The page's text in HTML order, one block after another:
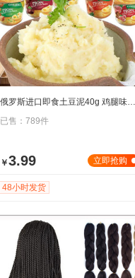
俄罗斯进口即食土豆泥40g 鸡腿味速食冲早餐代餐多口味盒装零售
已售：789件
立即抢购
￥3.99
48小时发货